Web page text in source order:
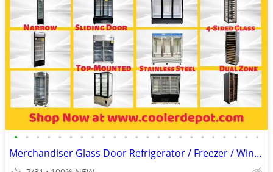
• • • • • • • • • • • • • • • • • • • • • • •
Merchandiser Glass Door Refrigerator / Freezer / Wine Cooler